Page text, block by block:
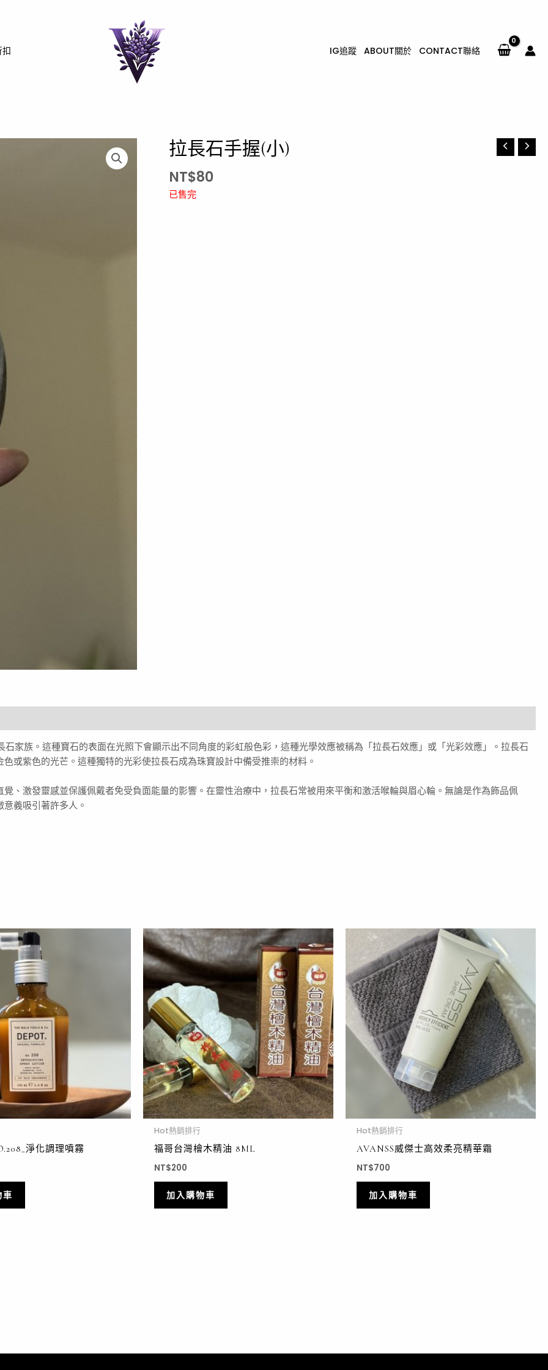
扣 IG追蹤 ABOUT關於 CONTACT聯絡
拉長石手握(小)
NT$80
已售完
族。這種寶石的表面在光照下會顯示出不同角度的彩虹般色彩，這種光學效應被稱為「拉長石效應」或「光彩效應」。拉長石
或紫色的光芒。這種獨特的光彩使拉長石成為珠寶設計中備受推崇的材料。
、激發靈感並保護佩戴者免受負面能量的影響。在靈性治療中，拉長石常被用來平衡和激活喉輪與眉心輪。無論是作為飾品佩
義吸引著許多人。
淨化調理噴霧
車
Hot熱銷排行
福哥台灣檜木精油 8ML
NT$200
加入購物車
Hot熱銷排行
AVANSS威傑士高效柔亮精華霜
NT$700
加入購物車